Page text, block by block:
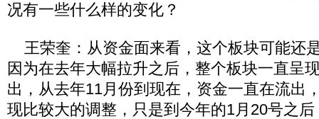
况有一些什么样的变化？
王荣奎：从资金面来看，这个板块可能还
因为在去年大幅拉升之后，整个板块一直呈
出，从去年11月份到现在，资金一直在流出
现比较大的调整，只是到今年的1月20号之